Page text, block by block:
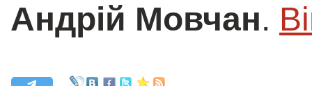
Андрій Мовчан.